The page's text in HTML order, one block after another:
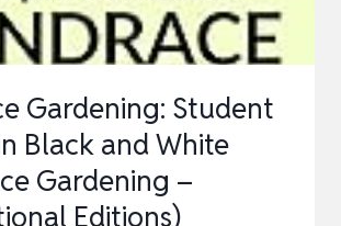
GARTEN“
FÜR
GANZE
JAHR:
DIE
PE…
Gardening: Student
Black and White
Gardening –
Editions)